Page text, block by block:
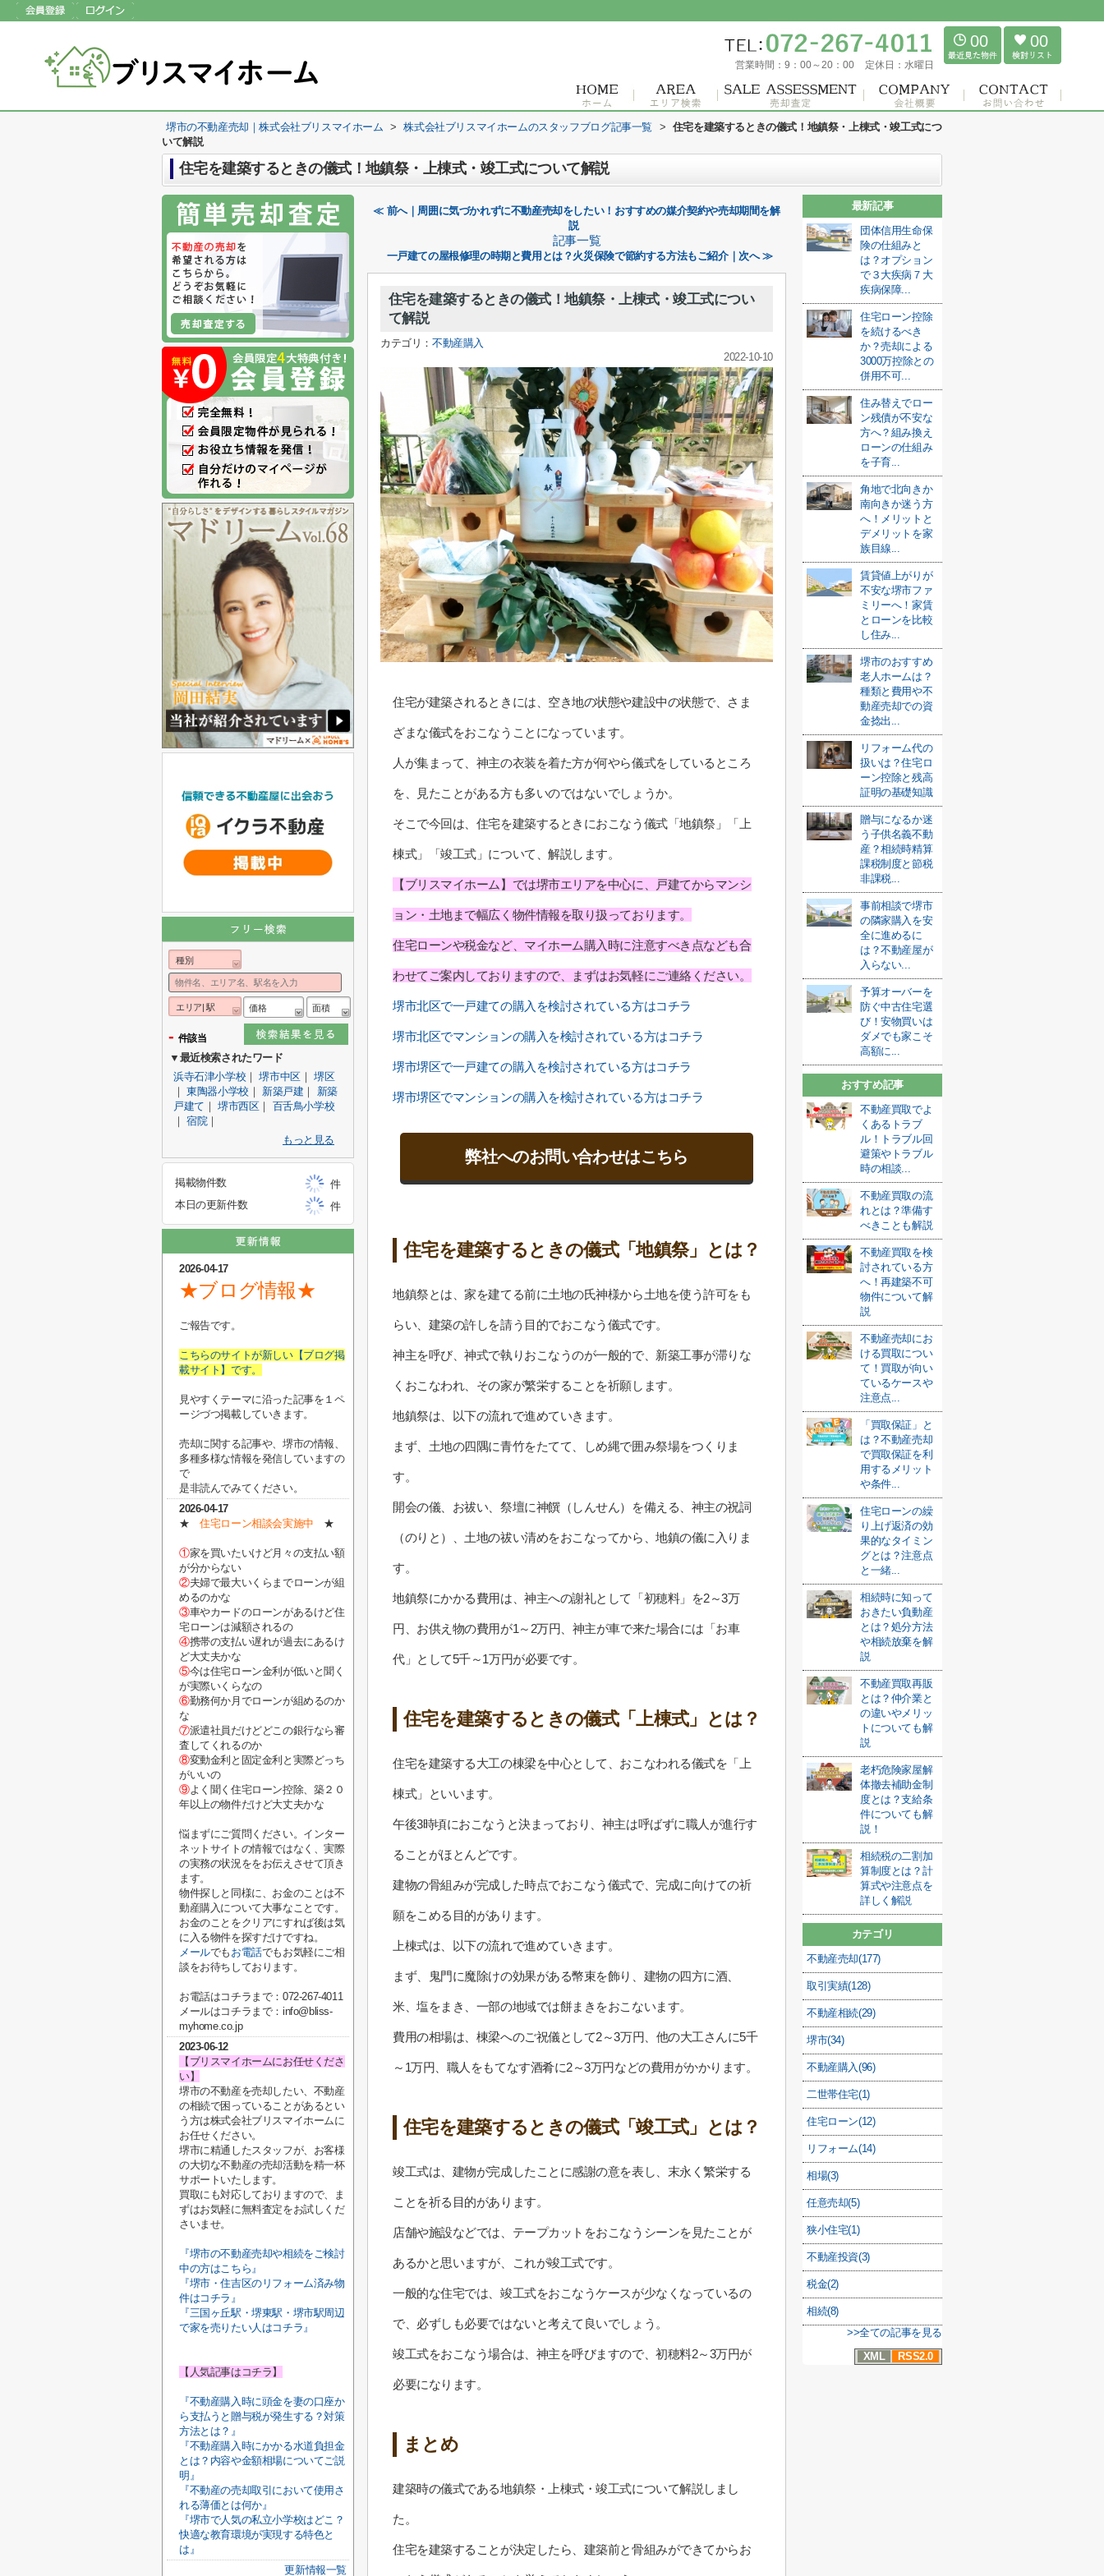
営業時間： 9：00～20：00 定休日： 水曜日
00 00
堺市の不動産売却｜株式会社ブリスマイホーム > 株式会社ブリスマイホームのスタッフブログ記事一覧 > 住宅を建築するときの儀式！地鎮祭・上棟式・竣工式につ
いて解説
住宅を建築するときの儀式！地鎮祭・上棟式・竣工式について解説
≪ 前へ｜周囲に気づかれずに不動産売却をしたい！おすすめの媒介契約や売却期間を解
説
記事一覧
一戸建ての屋根修理の時期と費用とは？火災保険で節約する方法もご紹介｜次へ ≫
住宅を建築するときの儀式！地鎮祭・上棟式・竣工式につい
て解説
カテゴリ：不動産購入
2022-10-10
住宅が建築されるときには、空き地の状態や建設中の状態で、さま
ざまな儀式をおこなうことになっています。
人が集まって、神主の衣装を着た方が何やら儀式をしているところ
を、見たことがある方も多いのではないでしょうか。
そこで今回は、住宅を建築するときにおこなう儀式「地鎮祭」「上
棟式」「竣工式」について、解説します。
【ブリスマイホーム】では堺市エリアを中心に、戸建てからマンシ
ョン・土地まで幅広く物件情報を取り扱っております。
住宅ローンや税金など、マイホーム購入時に注意すべき点なども合
わせてご案内しておりますので、まずはお気軽にご連絡ください。
堺市北区で一戸建ての購入を検討されている方はコチラ
堺市北区でマンションの購入を検討されている方はコチラ
堺市堺区で一戸建ての購入を検討されている方はコチラ
堺市堺区でマンションの購入を検討されている方はコチラ
弊社へのお問い合わせはこちら
住宅を建築するときの儀式「地鎮祭」とは？
地鎮祭とは、家を建てる前に土地の氏神様から土地を使う許可をも
らい、建築の許しを請う目的でおこなう儀式です。
神主を呼び、神式で執りおこなうのが一般的で、新築工事が滞りな
くおこなわれ、その家が繁栄することを祈願します。
地鎮祭は、以下の流れで進めていきます。
まず、土地の四隅に青竹をたてて、しめ縄で囲み祭場をつくりま
す。
開会の儀、お祓い、祭壇に神饌（しんせん）を備える、神主の祝詞
（のりと）、土地の祓い清めをおこなってから、地鎮の儀に入りま
す。
地鎮祭にかかる費用は、神主への謝礼として「初穂料」を2～3万
円、お供え物の費用が1～2万円、神主が車で来た場合には「お車
代」として5千～1万円が必要です。
住宅を建築するときの儀式「上棟式」とは？
住宅を建築する大工の棟梁を中心として、おこなわれる儀式を「上
棟式」といいます。
午後3時頃におこなうと決まっており、神主は呼ばずに職人が進行す
ることがほとんどです。
建物の骨組みが完成した時点でおこなう儀式で、完成に向けての祈
願をこめる目的があります。
上棟式は、以下の流れで進めていきます。
まず、鬼門に魔除けの効果がある幣束を飾り、建物の四方に酒、
米、塩をまき、一部の地域では餅まきをおこないます。
費用の相場は、棟梁へのご祝儀として2～3万円、他の大工さんに5千
～1万円、職人をもてなす酒肴に2～3万円などの費用がかかります。
住宅を建築するときの儀式「竣工式」とは？
竣工式は、建物が完成したことに感謝の意を表し、末永く繁栄する
ことを祈る目的があります。
店舗や施設などでは、テープカットをおこなうシーンを見たことが
あるかと思いますが、これが竣工式です。
一般的な住宅では、竣工式をおこなうケースが少なくなっているの
で、必ずしも必要ではないと考えて良いでしょう。
竣工式をおこなう場合は、神主を呼びますので、初穂料2～3万円が
必要になります。
まとめ
建築時の儀式である地鎮祭・上棟式・竣工式について解説しまし
た。
住宅を建築することが決定したら、建築前と骨組みができてからお
最新記事
団体信用生命保
険の仕組みと
は？オプション
で３大疾病７大
疾病保障...
住宅ローン控除
を続けるべき
か？売却による
3000万控除との
併用不可...
住み替えでロー
ン残債が不安な
方へ？組み換え
ローンの仕組み
を子育...
角地で北向きか
南向きか迷う方
へ！メリットと
デメリットを家
族目線...
賃貸値上がりが
不安な堺市ファ
ミリーへ！家賃
とローンを比較
し住み...
堺市のおすすめ
老人ホームは？
種類と費用や不
動産売却での資
金捻出...
リフォーム代の
扱いは？住宅ロ
ーン控除と残高
証明の基礎知識
贈与になるか迷
う子供名義不動
産？相続時精算
課税制度と節税
非課税...
事前相談で堺市
の隣家購入を安
全に進めるに
は？不動産屋が
入らない...
予算オーバーを
防ぐ中古住宅選
び！安物買いは
ダメでも家こそ
高額に...
おすすめ記事
不動産買取でよ
くあるトラブ
ル！トラブル回
避策やトラブル
時の相談...
不動産買取の流
れとは？準備す
べきことも解説
不動産買取を検
討されている方
へ！再建築不可
物件について解
説
不動産売却にお
ける買取につい
て！買取が向い
ているケースや
注意点...
「買取保証」と
は？不動産売却
で買取保証を利
用するメリット
や条件...
住宅ローンの繰
り上げ返済の効
果的なタイミン
グとは？注意点
と一緒...
相続時に知って
おきたい負動産
とは？処分方法
や相続放棄を解
説
不動産買取再販
とは？仲介業と
の違いやメリッ
トについても解
説
老朽危険家屋解
体撤去補助金制
度とは？支給条
件についても解
説！
相続税の二割加
算制度とは？計
算式や注意点を
詳しく解説
カテゴリ
不動産売却(177)
取引実績(128)
不動産相続(29)
堺市(34)
不動産購入(96)
二世帯住宅(1)
住宅ローン(12)
リフォーム(14)
相場(3)
任意売却(5)
狭小住宅(1)
不動産投資(3)
税金(2)
相続(8)
>>全ての記事を見る
XML
RSS2.0
種別
エリア| 駅 価格 面積
- 件該当
▼最近検索されたワード
浜寺石津小学校 ｜堺市中区｜堺区
｜東陶器小学校 ｜ 新築戸建 ｜ 新築
戸建て ｜堺市西区｜ 百舌鳥小学校
｜宿院｜
もっと見る
掲載物件数
件
本日の更新件数
件
2026-04-17
★ブログ情報★
ご報告です。
こちらのサイトが新しい【ブログ掲
載サイト】です。
見やすくテーマに沿った記事を１ペ
ージづつ掲載していきます。
売却に関する記事や、堺市の情報、
多種多様な情報を発信していますの
で
是非読んでみてください。
2026-04-17
★住宅ローン相談会実施中 ★
①家を買いたいけど月々の支払い額
が分からない
②夫婦で最大いくらまでローンが組
めるのかな
③車やカードのローンがあるけど住
宅ローンは減額されるの
④携帯の支払い遅れが過去にあるけ
ど大丈夫かな
⑤今は住宅ローン金利が低いと聞く
が実際いくらなの
⑥勤務何か月でローンが組めるのか
な
⑦派遣社員だけどどこの銀行なら審
査してくれるのか
⑧変動金利と固定金利と実際どっち
がいいの
⑨よく聞く住宅ローン控除、築２０
年以上の物件だけど大丈夫かな
悩まずにご質問ください。インター
ネットサイトの情報ではなく、実際
の実務の状況ををお伝えさせて頂き
ます。
物件探しと同様に、お金のことは不
動産購入について大事なことです。
お金のことをクリアにすれば後は気
に入る物件を探すだけですね。
メールでも お電話でもお気軽にご相
談をお待ちしております。
お電話はコチラまで：072-267-4011
メールはコチラまで：info@bliss-
myhome.co.jp
2023-06-12
【ブリスマイホームにお任せくださ
い】
堺市の不動産を売却したい、不動産
の相続で困っていることがあるとい
う方は株式会社ブリスマイホームに
お任せください。
堺市に精通したスタッフが、お客様
の大切な不動産の売却活動を精一杯
サポートいたします。
買取にも対応しておりますので、ま
ずはお気軽に無料査定をお試しくだ
さいませ。
『堺市の不動産売却や相続をご検討
中の方はこちら』
『堺市・住吉区のリフォーム済み物
件はコチラ』
『三国ヶ丘駅・堺東駅・堺市駅周辺
で家を売りたい人はコチラ』
【人気記事はコチラ】
『不動産購入時に頭金を妻の口座か
ら支払うと贈与税が発生する？対策
方法とは？』
『不動産購入時にかかる水道負担金
とは？内容や金額相場についてご説
明』
『不動産の売却取引において使用さ
れる薄価とは何か』
『堺市で人気の私立小学校はどこ？
快適な教育環境が実現する特色と
は』
更新情報一覧